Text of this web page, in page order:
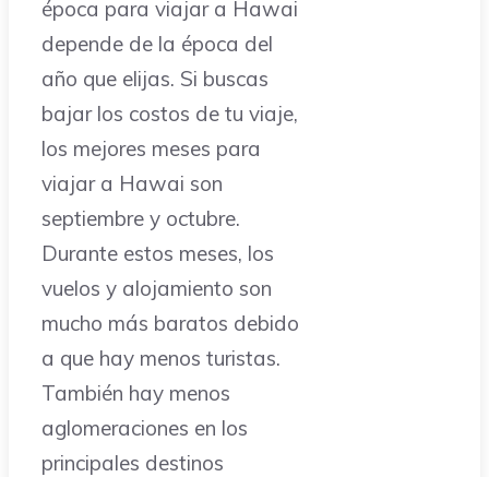
época para viajar a Hawai
depende de la época del
año que elijas. Si buscas
bajar los costos de tu viaje,
los mejores meses para
viajar a Hawai son
septiembre y octubre.
Durante estos meses, los
vuelos y alojamiento son
mucho más baratos debido
a que hay menos turistas.
También hay menos
aglomeraciones en los
principales destinos